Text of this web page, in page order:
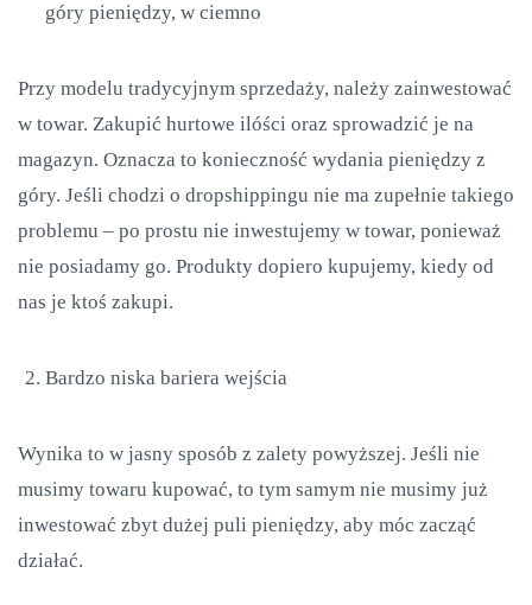
góry pieniędzy, w ciemno
Przy modelu tradycyjnym sprzedaży, należy zainwestować
w towar. Zakupić hurtowe ilóści oraz sprowadzić je na
magazyn. Oznacza to konieczność wydania pieniędzy z
góry. Jeśli chodzi o dropshippingu nie ma zupełnie takiego
problemu – po prostu nie inwestujemy w towar, ponieważ
nie posiadamy go. Produkty dopiero kupujemy, kiedy od
nas je ktoś zakupi.
Bardzo niska bariera wejścia
Wynika to w jasny sposób z zalety powyższej. Jeśli nie
musimy towaru kupować, to tym samym nie musimy już
inwestować zbyt dużej puli pieniędzy, aby móc zacząć
działać.